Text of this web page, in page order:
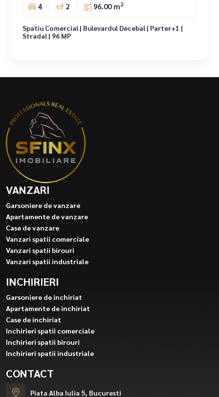
4 2 96.00 m2
Spatiu Comercial | Bulevardul Decebal | Parter+1 |
Stradal | 96 MP
VANZARI
Garsoniere de vanzare
Apartamente de vanzare
Case de vanzare
Vanzari spatii comerciale
Vanzari spatii birouri
Vanzari spatii industriale
INCHIRIERI
Garsoniere de inchiriat
Apartamente de inchiriat
Case de inchiriat
Inchirieri spatii comerciale
Inchirieri spatii birouri
Inchirieri spatii industriale
CONTACT
Piata Alba Iulia 5, Bucuresti